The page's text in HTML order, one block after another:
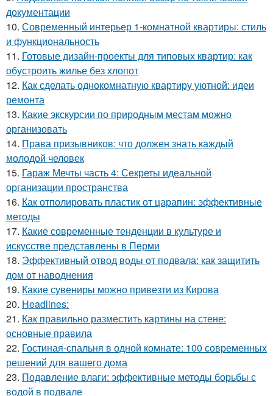
документации
10. Современный интерьер 1-комнатной квартиры: стиль
и функциональность
11. Готовые дизайн-проекты для типовых квартир: как
обустроить жилье без хлопот
12. Как сделать однокомнатную квартиру уютной: идеи
ремонта
13. Какие экскурсии по природным местам можно
организовать
14. Права призывников: что должен знать каждый
молодой человек
15. Гараж Мечты часть 4: Секреты идеальной
организации пространства
16. Как отполировать пластик от царапин: эффективные
методы
17. Какие современные тенденции в культуре и
искусстве представлены в Перми
18. Эффективный отвод воды от подвала: как защитить
дом от наводнения
19. Какие сувениры можно привезти из Кирова
20. Headlines:
21. Как правильно разместить картины на стене:
основные правила
22. Гостиная-спальня в одной комнате: 100 современных
решений для вашего дома
23. Подавление влаги: эффективные методы борьбы с
водой в подвале